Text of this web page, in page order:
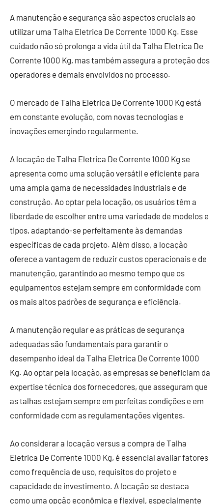
A manutenção e segurança são aspectos cruciais ao
utilizar uma Talha Eletrica De Corrente 1000 Kg. Esse
cuidado não só prolonga a vida útil da Talha Eletrica De
Corrente 1000 Kg, mas também assegura a proteção dos
operadores e demais envolvidos no processo.
O mercado de Talha Eletrica De Corrente 1000 Kg está
em constante evolução, com novas tecnologias e
inovações emergindo regularmente.
A locação de Talha Eletrica De Corrente 1000 Kg se
apresenta como uma solução versátil e eficiente para
uma ampla gama de necessidades industriais e de
construção. Ao optar pela locação, os usuários têm a
liberdade de escolher entre uma variedade de modelos e
tipos, adaptando-se perfeitamente às demandas
específicas de cada projeto. Além disso, a locação
oferece a vantagem de reduzir custos operacionais e de
manutenção, garantindo ao mesmo tempo que os
equipamentos estejam sempre em conformidade com
os mais altos padrões de segurança e eficiência.
A manutenção regular e as práticas de segurança
adequadas são fundamentais para garantir o
desempenho ideal da Talha Eletrica De Corrente 1000
Kg. Ao optar pela locação, as empresas se beneficiam da
expertise técnica dos fornecedores, que asseguram que
as talhas estejam sempre em perfeitas condições e em
conformidade com as regulamentações vigentes.
Ao considerar a locação versus a compra de Talha
Eletrica De Corrente 1000 Kg, é essencial avaliar fatores
como frequência de uso, requisitos do projeto e
capacidade de investimento. A locação se destaca
como uma opção econômica e flexível, especialmente